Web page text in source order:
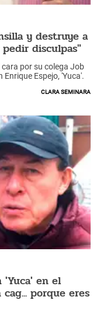
y destruye a
pedir disculpas"
por su colega Job
Espejo, 'Yuca'.
Clara Seminara
'Yuca' en el
porque eres